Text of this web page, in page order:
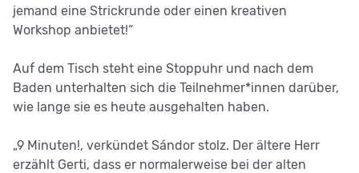
jemand eine Strickrunde oder einen kreativen
Workshop anbietet!“
Auf dem Tisch steht eine Stoppuhr und nach dem
Baden unterhalten sich die Teilnehmer*innen darüber,
wie lange sie es heute ausgehalten haben.
„9 Minuten!, verkündet Sándor stolz. Der ältere Herr
erzählt Gerti, dass er normalerweise bei der alten